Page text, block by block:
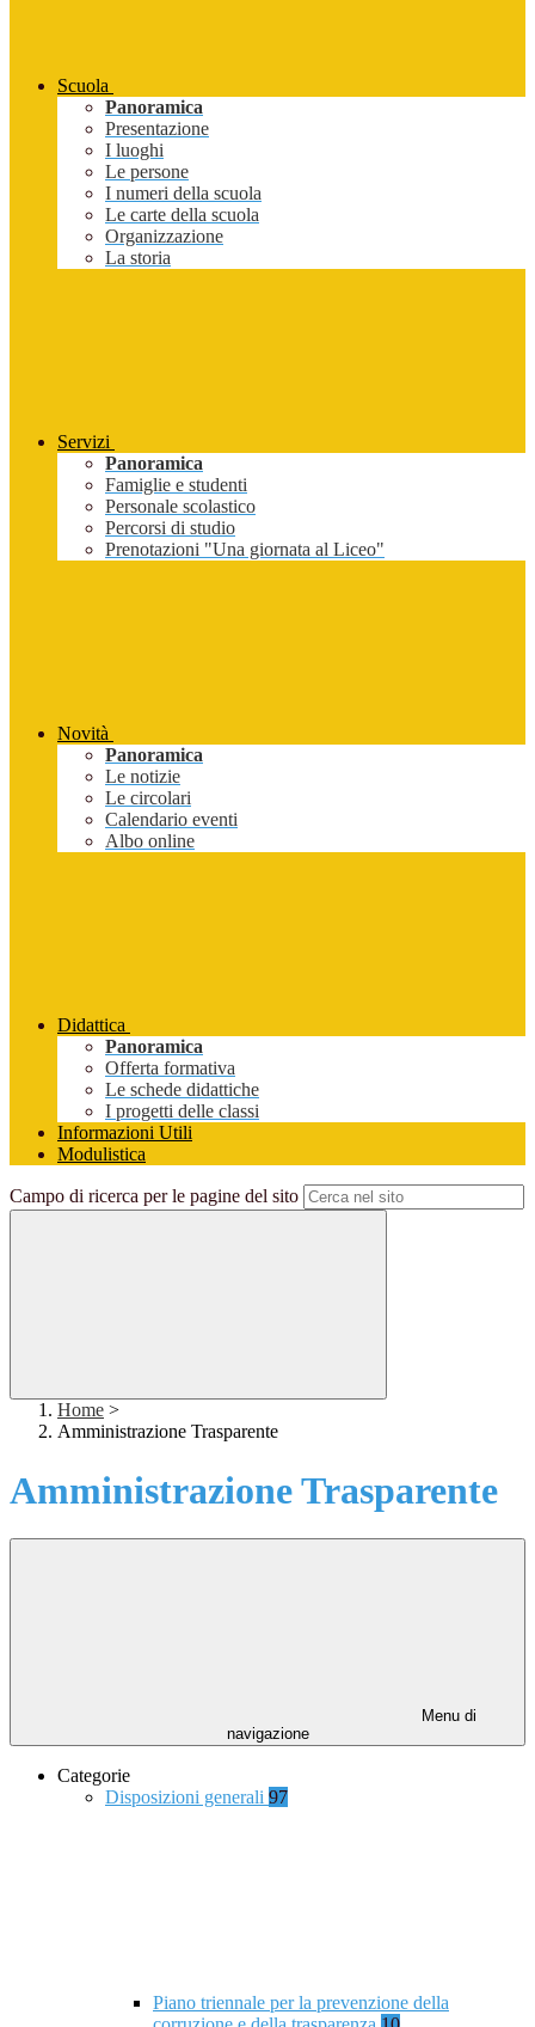
Scuola
Panoramica
Presentazione
I luoghi
Le persone
I numeri della scuola
Le carte della scuola
Organizzazione
La storia
Servizi
Panoramica
Famiglie e studenti
Personale scolastico
Percorsi di studio
Prenotazioni "Una giornata al Liceo"
Novità
Panoramica
Le notizie
Le circolari
Calendario eventi
Albo online
Didattica
Panoramica
Offerta formativa
Le schede didattiche
I progetti delle classi
Informazioni Utili
Modulistica
Campo di ricerca per le pagine del sito
Home >
Amministrazione Trasparente
Amministrazione Trasparente
Menu di
navigazione
Categorie
Disposizioni generali 97
Piano triennale per la prevenzione della